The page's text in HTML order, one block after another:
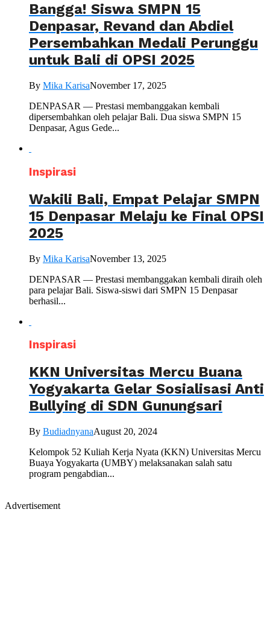
Bangga! Siswa SMPN 15
Denpasar, Revand dan Abdiel
Persembahkan Medali Perunggu
untuk Bali di OPSI 2025
By Mika KarisaNovember 17, 2025
DENPASAR — Prestasi membanggakan kembali
dipersembahkan oleh pelajar Bali. Dua siswa SMPN 15
Denpasar, Agus Gede...
Inspirasi
Wakili Bali, Empat Pelajar SMPN
15 Denpasar Melaju ke Final OPSI
2025
By Mika KarisaNovember 13, 2025
DENPASAR — Prestasi membanggakan kembali diraih oleh
para pelajar Bali. Siswa-siswi dari SMPN 15 Denpasar
berhasil...
Inspirasi
KKN Universitas Mercu Buana
Yogyakarta Gelar Sosialisasi Anti
Bullying di SDN Gunungsari
By BudiadnyanaAugust 20, 2024
Kelompok 52 Kuliah Kerja Nyata (KKN) Universitas Mercu
Buaya Yogyakarta (UMBY) melaksanakan salah satu
program pengabdian...
Advertisement